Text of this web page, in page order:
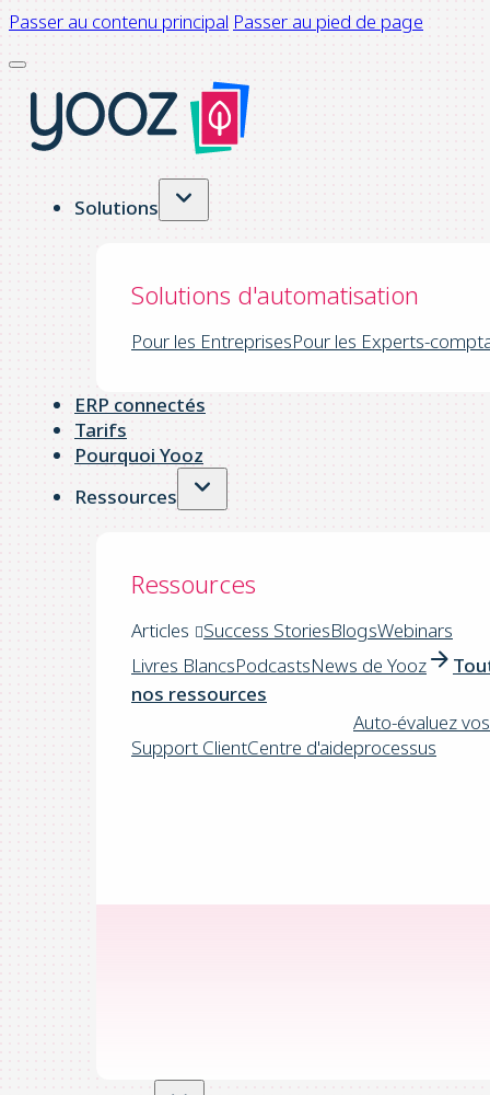
Passer au contenu principal Passer au pied de page
Solutions
Solutions d'automatisation
Pour les EntreprisesPour les Experts-
ERP connectés
Tarifs
Pourquoi Yooz
Ressources
Ressources
Articles Success StoriesBlogsWebinars
Livres BlancsPodcastsNews de Yooz
nos ressources
Support ClientCentre d'aide
Auto-évaluez vos
processus